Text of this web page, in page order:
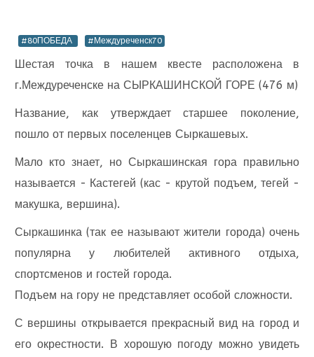
#80ПОБЕДА #Междуреченск70
Шестая точка в нашем квесте расположена в
г.Междуреченске на СЫРКАШИНСКОЙ ГОРЕ (476 м)
Название, как утверждает старшее поколение,
пошло от первых поселенцев Сыркашевых.
Мало кто знает, но Сыркашинская гора правильно
называется - Кастегей (кас - крутой подъем, тегей -
макушка, вершина).
Сыркашинка (так ее называют жители города) очень
популярна у любителей активного отдыха,
спортсменов и гостей города.
Подъем на гору не представляет особой сложности.
С вершины открывается прекрасный вид на город и
его окрестности. В хорошую погоду можно увидеть